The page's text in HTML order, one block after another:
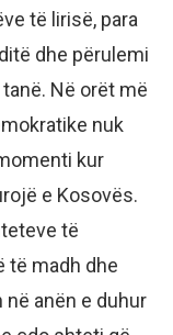
të lirisë, para
dhe përulemi
Në orët më
nuk
kur
e Kosovës.
të
të madh dhe
anën e duhur